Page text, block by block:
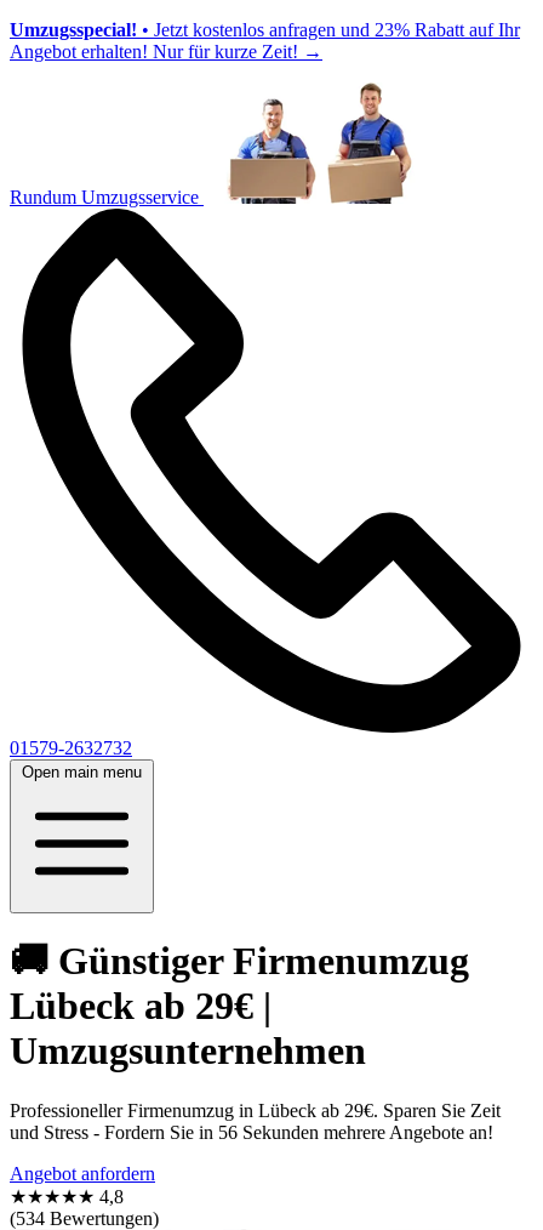
Umzugsspecial! • Jetzt kostenlos anfragen und 23% Rabatt auf Ihr
Angebot erhalten! Nur für kurze Zeit! →
Rundum Umzugsservice
01579-2632732
Open main menu
🚚 Günstiger Firmenumzug
Lübeck ab 29€ |
Umzugsunternehmen
Professioneller Firmenumzug in Lübeck ab 29€. Sparen Sie Zeit
und Stress - Fordern Sie in 56 Sekunden mehrere Angebote an!
Angebot anfordern
★★★★★ 4,8
(534 Bewertungen)